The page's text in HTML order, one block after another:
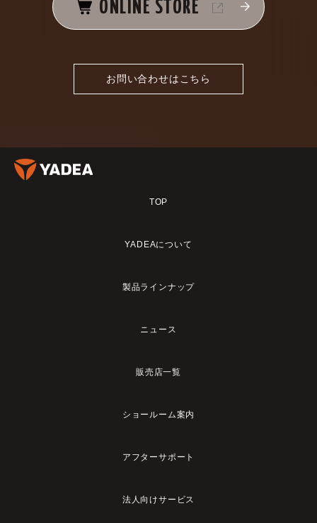
ONLINE STORE
お問い合わせはこちら
TOP
YADEAについて
製品ラインナップ
ニュース
販売店一覧
ショールーム案内
アフターサポート
法人向けサービス